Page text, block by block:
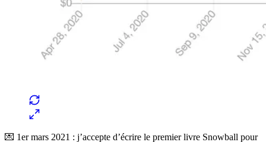
💌 1er mars 2021 : j’accepte d’écrire le premier livre Snowball pour